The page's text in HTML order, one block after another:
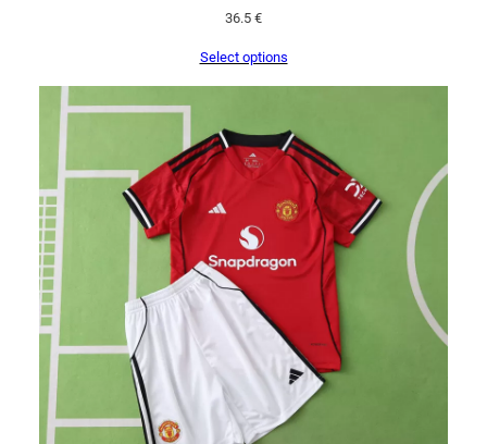
36.5 €
Select options